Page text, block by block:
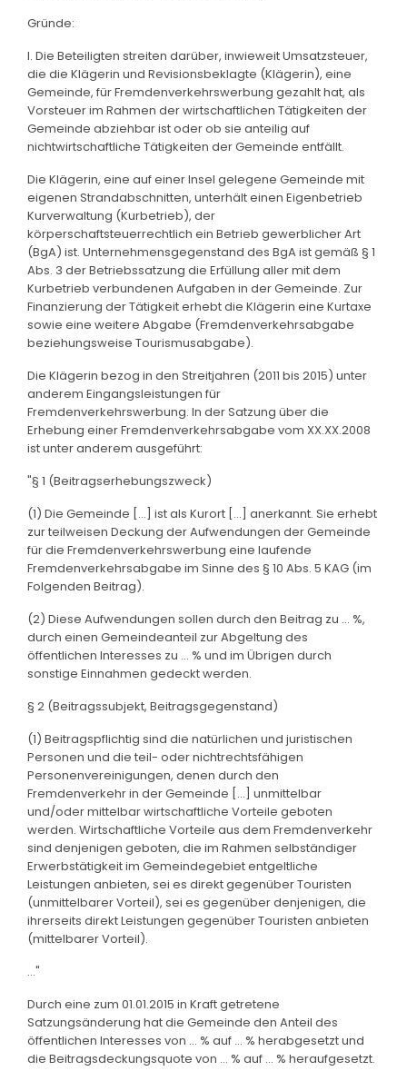
Gründe:
I. Die Beteiligten streiten darüber, inwieweit Umsatzsteuer,
die die Klägerin und Revisionsbeklagte (Klägerin), eine
Gemeinde, für Fremdenverkehrswerbung gezahlt hat, als
Vorsteuer im Rahmen der wirtschaftlichen Tätigkeiten der
Gemeinde abziehbar ist oder ob sie anteilig auf
nichtwirtschaftliche Tätigkeiten der Gemeinde entfällt.
Die Klägerin, eine auf einer Insel gelegene Gemeinde mit
eigenen Strandabschnitten, unterhält einen Eigenbetrieb
Kurverwaltung (Kurbetrieb), der
körperschaftsteuerrechtlich ein Betrieb gewerblicher Art
(BgA) ist. Unternehmensgegenstand des BgA ist gemäß § 1
Abs. 3 der Betriebssatzung die Erfüllung aller mit dem
Kurbetrieb verbundenen Aufgaben in der Gemeinde. Zur
Finanzierung der Tätigkeit erhebt die Klägerin eine Kurtaxe
sowie eine weitere Abgabe (Fremdenverkehrsabgabe
beziehungsweise Tourismusabgabe).
Die Klägerin bezog in den Streitjahren (2011 bis 2015) unter
anderem Eingangsleistungen für
Fremdenverkehrswerbung. In der Satzung über die
Erhebung einer Fremdenverkehrsabgabe vom XX.XX.2008
ist unter anderem ausgeführt:
"§ 1 (Beitragserhebungszweck)
(1) Die Gemeinde [...] ist als Kurort [...] anerkannt. Sie erhebt
zur teilweisen Deckung der Aufwendungen der Gemeinde
für die Fremdenverkehrswerbung eine laufende
Fremdenverkehrsabgabe im Sinne des § 10 Abs. 5 KAG (im
Folgenden Beitrag).
(2) Diese Aufwendungen sollen durch den Beitrag zu ... %,
durch einen Gemeindeanteil zur Abgeltung des
öffentlichen Interesses zu ... % und im Übrigen durch
sonstige Einnahmen gedeckt werden.
§ 2 (Beitragssubjekt, Beitragsgegenstand)
(1) Beitragspflichtig sind die natürlichen und juristischen
Personen und die teil- oder nichtrechtsfähigen
Personenvereinigungen, denen durch den
Fremdenverkehr in der Gemeinde [...] unmittelbar
und/oder mittelbar wirtschaftliche Vorteile geboten
werden. Wirtschaftliche Vorteile aus dem Fremdenverkehr
sind denjenigen geboten, die im Rahmen selbständiger
Erwerbstätigkeit im Gemeindegebiet entgeltliche
Leistungen anbieten, sei es direkt gegenüber Touristen
(unmittelbarer Vorteil), sei es gegenüber denjenigen, die
ihrerseits direkt Leistungen gegenüber Touristen anbieten
(mittelbarer Vorteil).
..."
Durch eine zum 01.01.2015 in Kraft getretene
Satzungsänderung hat die Gemeinde den Anteil des
öffentlichen Interesses von ... % auf ... % herabgesetzt und
die Beitragsdeckungsquote von ... % auf ... % heraufgesetzt.